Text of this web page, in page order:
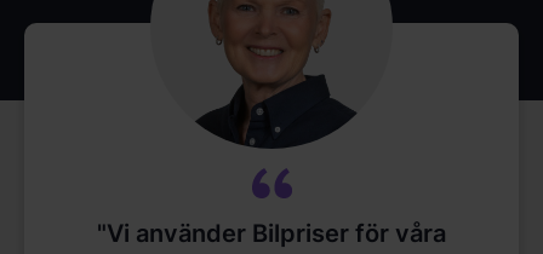
"Vi använder Bilpriser för våra